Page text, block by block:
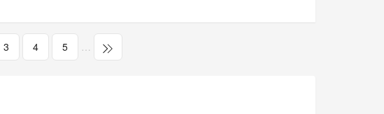
3 4 5 …